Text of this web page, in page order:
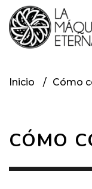
Inicio Cómo
CÓMO